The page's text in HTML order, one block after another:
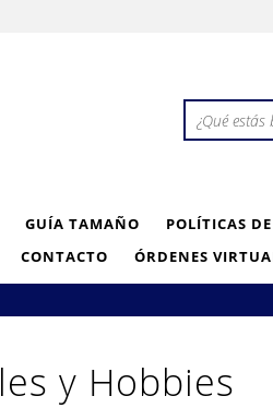
GUÍA TAMAÑO POLÍTICAS
CONTACTO ÓRDENES
y Hobbies